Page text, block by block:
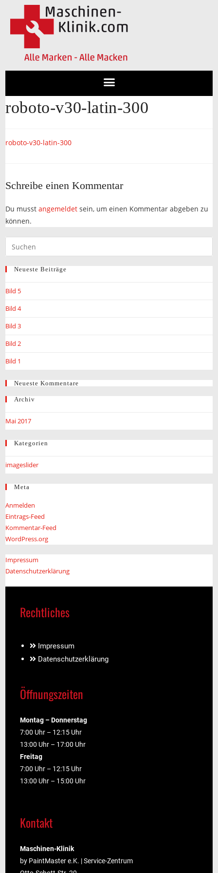
roboto-v30-latin-300
roboto-v30-latin-300
Schreibe einen Kommentar
Du musstangemeldet sein, um einen Kommentar abgeben zu
können.
Neueste Beiträge
Bild 5
Bild 4
Bild 3
Bild 2
Bild 1
Neueste Kommentare
Archiv
Mai 2017
Kategorien
imageslider
Meta
Anmelden
Eintrags-Feed
Kommentar-Feed
WordPress.org
Impressum
Datenschutzerklärung
Rechtliches
Impressum
Datenschutzerklärung
Öffnungszeiten
Montag – Donnerstag
7:00 Uhr – 12:15 Uhr
13:00 Uhr – 17:00 Uhr
Freitag
7:00 Uhr – 12:15 Uhr
13:00 Uhr – 15:00 Uhr
Kontakt
Maschinen-Klinik
by PaintMaster e.K. | Service-Zentrum